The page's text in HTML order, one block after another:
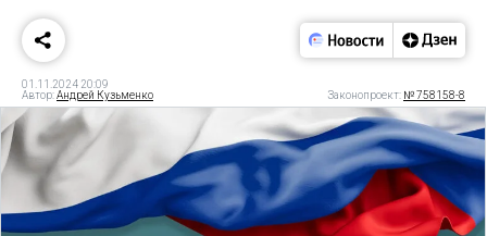
01.11.2024 20:09
Автор:Андрей Кузьменко Законопроект: № 758158-8